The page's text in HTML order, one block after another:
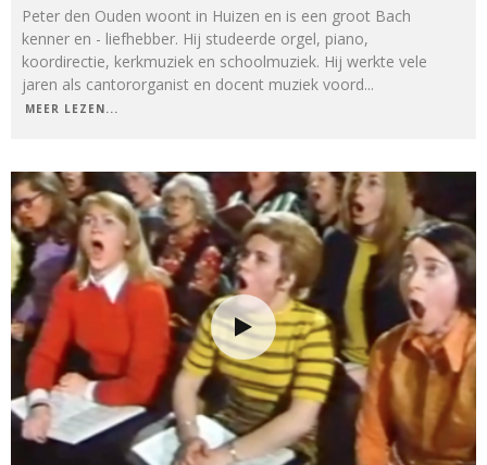
Peter den Ouden woont in Huizen en is een groot Bach
kenner en - liefhebber. Hij studeerde orgel, piano,
koordirectie, kerkmuziek en schoolmuziek. Hij werkte vele
jaren als cantororganist en docent muziek voord...
MEER LEZEN...